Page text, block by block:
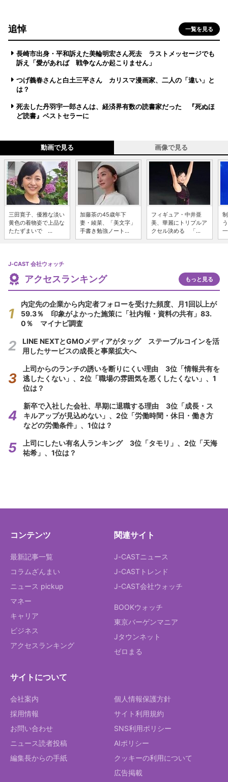
追悼 一覧を見る
長崎市出身・平和訴えた美輪明宏さん死去 ラストメッセージでも
訴え「愛があれば 戦争なんか起こりません」
つげ義春さんと白土三平さん カリスマ漫画家、二人の「違い」と
は？
死去した丹羽宇一郎さんは、経済界有数の読書家だった 『死ぬほ
ど読書』ベストセラーに
動画で見る 画像で見る
三田寛子、優雅な淡い
黄色の着物姿で上品な
たたずまいで ...
加藤茶の45歳年下
妻・綾菜、「美文字」
手書き勉強ノート...
フィギュア・中井亜
美、華麗にトリプルア
クセル決める 「...
J-CAST 会社ウォッチ
アクセスランキング もっと見る
内定先の企業から内定者フォローを受けた頻度、月1回以上が
59.3％ 印象がよかった施策に「社内報・資料の共有」83.
0％ マイナビ調査
LINE NEXTとGMOメディアがタッグ ステーブルコインを活
用したサービスの成長と事業拡大へ
上司からのランチの誘いを断りにくい理由 3位「情報共有を
逃したくない」、2位「職場の雰囲気を悪くしたくない」、1
位は？
新卒で入社した会社、早期に退職する理由 3位「成長・ス
キルアップが見込めない」、2位「労働時間・休日・働き方
などの労働条件」、1位は？
上司にしたい有名人ランキング 3位「タモリ」、2位「天海
祐希」、1位は？
コンテンツ
最新記事一覧
コラムざんまい
ニュース pickup
マネー
キャリア
ビジネス
アクセスランキング
関連サイト
J-CASTニュース
J-CASTトレンド
J-CAST会社ウォッチ
BOOKウォッチ
東京バーゲンマニア
Jタウンネット
ゼロまる
サイトについて
会社案内
採用情報
お問い合わせ
ニュース読者投稿
編集長からの手紙
個人情報保護方針
サイト利用規約
SNS利用ポリシー
AIポリシー
クッキーの利用について
広告掲載